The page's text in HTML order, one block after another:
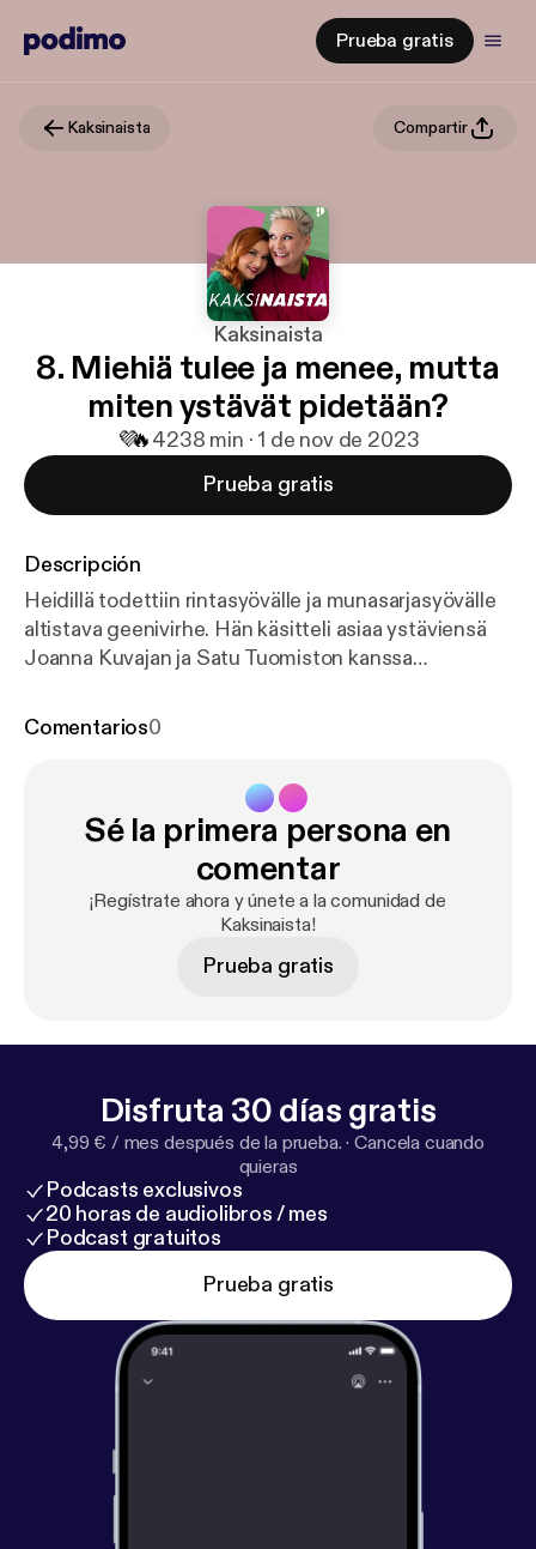
Prueba gratis
Kaksinaista Compartir
Kaksinaista
8. Miehiä tulee ja menee, mutta
miten ystävät pidetään?
💜🔥4238 min · 1 de nov de 2023
Prueba gratis
Descripción
Heidillä todettiin rintasyövälle ja munasarjasyövälle
altistava geenivirhe. Hän käsitteli asiaa ystäviensä
Joanna Kuvajan ja Satu Tuomiston kanssa
lukioaikaista ystäväänsä ja mistä heille tuli riitaa ja
kertovat ennemmin ystävilleen kuin omalle
kumppanilleen. He pohtivat myös mitä ystävyys
merkitsee heille ja miten heidän ystävyytensä on
saanut alkunsa. Uusi Kaksinaista -jakso julkaistaan
joka keskiviikko. Kaksinaista: Heidi Willman ja Sara
Comentarios0
Sé la primera persona en
comentar
¡Regístrate ahora y únete a la comunidad de
Kaksinaista!
Prueba gratis
Disfruta 30 días gratis
4,99 € / mes después de la prueba. ·Cancela cuando
quieras
Podcasts exclusivos
20 horas de audiolibros / mes
Podcast gratuitos
Prueba gratis